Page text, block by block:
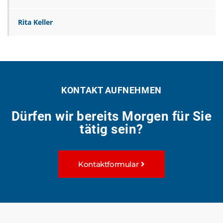
Rita Keller
KONTAKT AUFNEHMEN
Dürfen wir bereits Morgen für Sie
tätig sein?
Kontaktformular